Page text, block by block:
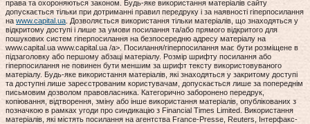
права та охороняються законом. Будь-яке використання матеріалів сайту
допускається тільки при дотриманні правил передруку і за наявності гіперпосилання
на www.capital.ua . Дозволяється використання тільки матеріалів, що знаходяться у
відкритому доступі і лише за умови посилання та/або прямого відкритого для
пошукових систем гіперпосилання на безпосередню адресу матеріалу на
www.capital.ua www.capital.ua /a>. Посилання/гіперпосилання має бути розміщене в
підзаголовку або першому абзаці матеріалу. Розмір шрифту посилання або
гіперпосилання не повинен бути меншим за шрифт тексту використовуваного
матеріалу. Будь-яке використання матеріалів, які знаходяться у закритому доступі
та доступні лише зареєстрованим користувачам, допускається лише за попереднім
письмовим дозволом правовласника. Категорично заборонено передрук,
копіювання, відтворення, зміну або інше використання матеріалів, опублікованих з
позначкою в рамках угоди про синдикацію з Financial Times Limited. Використання
матеріалів, які містять посилання на агентства France-Presse, Reuters, Інтерфакс-